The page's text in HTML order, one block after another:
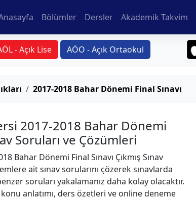
Bölümler Dersler Akademik Takvim
- Açık Lise AÖO - Açık Ortaokul
2017-2018 Bahar Dönemi Final Sınavı
2017-2018 Bahar Dönemi
Soruları ve Çözümleri
Bahar Dönemi Final Sınavı Çıkmış Sınav
ait sınav sorularını çözerek sınavlarda
soruları yakalamanız daha kolay olacaktır.
konu anlatımı, ders özetleri ve online deneme